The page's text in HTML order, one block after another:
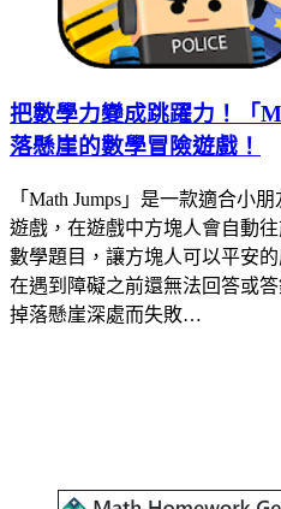
把數學力變成跳躍力！「
落懸崖的數學冒險遊戲！
「Math Jumps」是一款適合小
遊戲，在遊戲中方塊人會自動
數學題目，讓方塊人可以平安
在遇到障礙之前還無法回答或
掉落懸崖深處而失敗…